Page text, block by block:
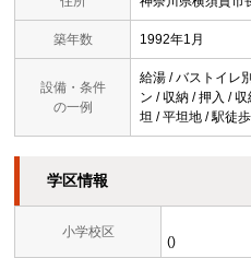
築年数 1992年1月
設備・条件
の一例
給湯 / バストイレ
ン / 収納 / 押入 /
坦 / 平坦地 / 駅徒
学区情報
小学校区
()